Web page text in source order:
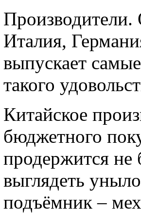
Италия,
выпускает
такого
Китайское
бюджетного
продержится
выглядеть
подъёмник –